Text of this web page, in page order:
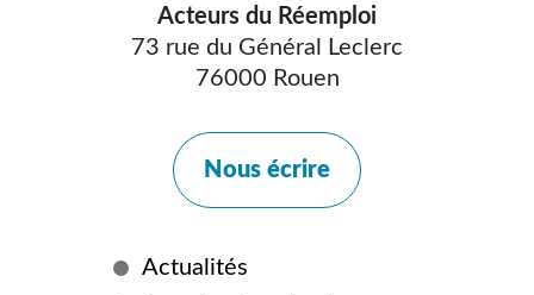
Acteurs du Réemploi
73 rue du Général Leclerc
76000 Rouen
Nous écrire
Actualités